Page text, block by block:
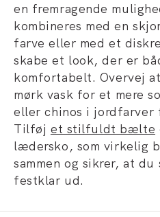
en fremragende
kombineres med en
farve eller med et
skabe et look, der er
komfortabelt. Overvej
mørk vask for et mere
eller chinos i
Tilføj et stilfuldt bælte
lædersko, som virkelig
sammen og sikrer, at
festklar ud.